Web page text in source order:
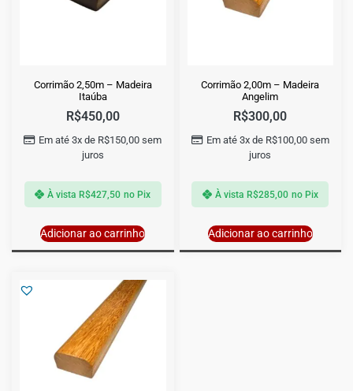
Corrimão 2,50m – Madeira
Itaúba
R$450,00
Em até 3x de R$150,00 sem
juros
À vista R$427,50 no Pix
Adicionar ao carrinho
Corrimão 2,00m – Madeira
Angelim
R$300,00
Em até 3x de R$100,00sem
juros
À vista R$285,00 no Pix
Adicionar ao carrinho